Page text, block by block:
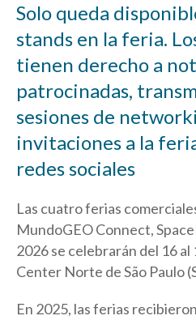
Solo queda
stands en la feria.
tienen derecho a
patrocinadas,
sesiones de
invitaciones a la
redes sociales
Las cuatro ferias
MundoGEO Connect,
2026 se celebrarán del 16 al
Center Norte de São Paulo
En 2025, las ferias